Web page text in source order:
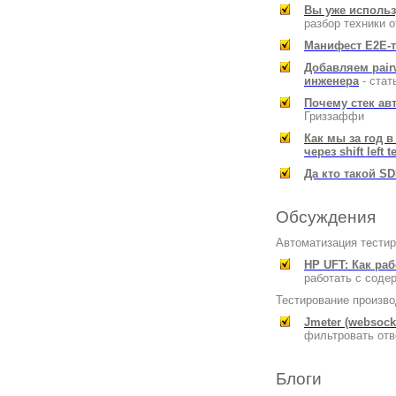
Вы уже
разбор техники
Манифест E2E-
Добавляем
инженера -
Почему стек
Гриззаффи
Как мы за год
через shift left
Да кто такой
Обсуждения
Автоматизация
HP UFT: Как
работать с
Тестирование
Jmeter
фильтровать
Блоги